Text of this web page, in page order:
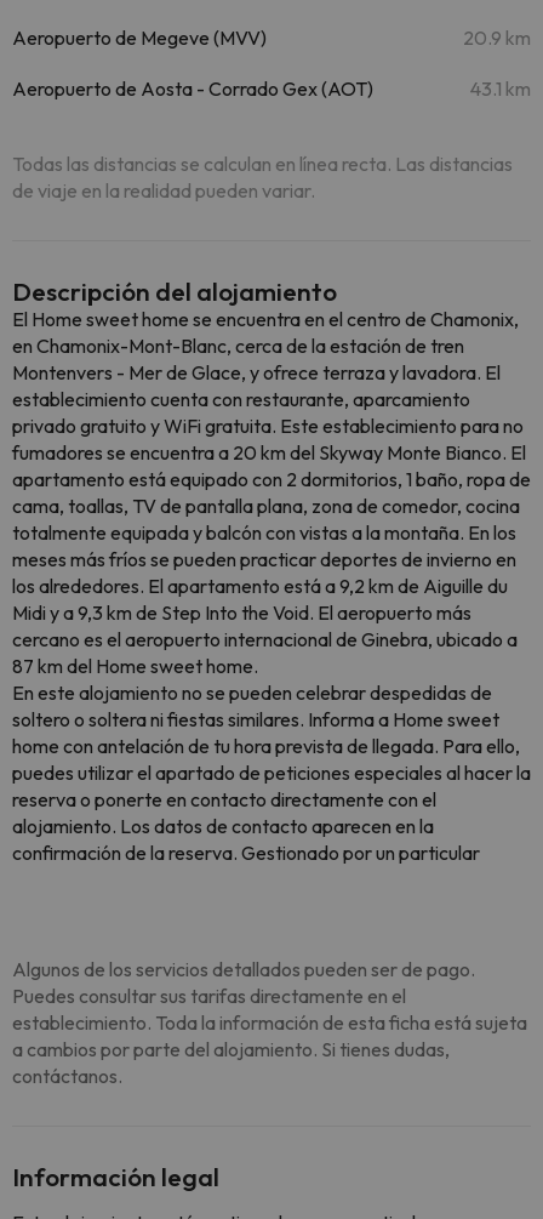
Aeropuerto de Megeve (MVV) 20.9 km
Aeropuerto de Aosta - Corrado Gex (AOT) 43.1 km
Todas las distancias se calculan en línea recta. Las distancias
de viaje en la realidad pueden variar.
Descripción del alojamiento
El Home sweet home se encuentra en el centro de Chamonix,
en Chamonix-Mont-Blanc, cerca de la estación de tren
Montenvers - Mer de Glace, y ofrece terraza y lavadora. El
establecimiento cuenta con restaurante, aparcamiento
privado gratuito y WiFi gratuita. Este establecimiento para no
fumadores se encuentra a 20 km del Skyway Monte Bianco. El
apartamento está equipado con 2 dormitorios, 1 baño, ropa de
cama, toallas, TV de pantalla plana, zona de comedor, cocina
totalmente equipada y balcón con vistas a la montaña. En los
meses más fríos se pueden practicar deportes de invierno en
los alrededores. El apartamento está a 9,2 km de Aiguille du
Midi y a 9,3 km de Step Into the Void. El aeropuerto más
cercano es el aeropuerto internacional de Ginebra, ubicado a
87 km del Home sweet home.
En este alojamiento no se pueden celebrar despedidas de
soltero o soltera ni fiestas similares. Informa a Home sweet
home con antelación de tu hora prevista de llegada. Para ello,
puedes utilizar el apartado de peticiones especiales al hacer la
reserva o ponerte en contacto directamente con el
alojamiento. Los datos de contacto aparecen en la
confirmación de la reserva. Gestionado por un particular
Algunos de los servicios detallados pueden ser de pago.
Puedes consultar sus tarifas directamente en el
establecimiento. Toda la información de esta ficha está sujeta
a cambios por parte del alojamiento. Si tienes dudas,
contáctanos.
Información legal